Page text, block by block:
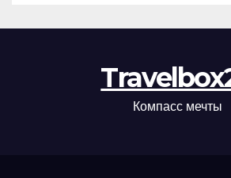
Компасс мечты